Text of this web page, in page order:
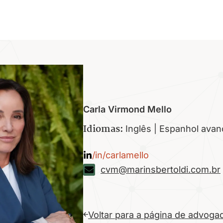
Carla Virmond Mello
Idiomas: Inglês | Espanhol
/in/carlamello
cvm@marinsbertoldi.com.br
Voltar para a página de